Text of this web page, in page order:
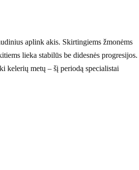
aplink akis. Skirtingiems žmonėms
lieka stabilūs be didesnės progresijos.
kelerių metų – šį periodą specialistai